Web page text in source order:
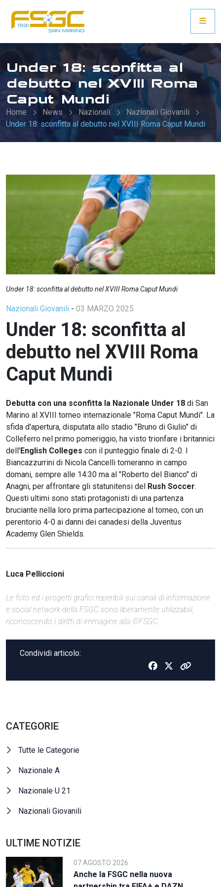
Under 18: sconfitta al
debutto nel XVIII Roma
Caput Mundi
Home News Nazionali
Nazionali Giovanili
Under 18: sconfitta al debutto nel XVIII Roma Caput Mundi
Under 18: sconfitta al debutto nel XVIII Roma Caput Mundi
Nazionali Giovanili - 03 MARZO 2025
Under 18: sconfitta al
debutto nel XVIII Roma
Caput Mundi
Debutta con una sconfitta la Nazionale Under 18 di San
Marino al XVIII torneo internazionale "Roma Caput Mundi". La
sfida d'apertura, disputata allo stadio "Bruno di Giulio" di
Colleferro nel primo pomeriggio, ha visto trionfare i britannici
dell'English Colleges con il punteggio finale di 2-0. I
Biancazzurrini di Nicola Cancelli torneranno in campo
domani, sempre alle 14:30 ma al "Roberto del Bianco" di
Anagni, per affrontare gli statunitensi del Rush Soccer.
Questi ultimi sono stati protagonisti di una partenza
bruciante nella loro prima partecipazione al torneo, con un
perentorio 4-0 ai danni dei canadesi della Juventus
Academy Glen Shields.
Luca Pelliccioni
Le foto ed i progetti grafici reperibili sui canali di informazione
e social network della FSGC sono liberamente utilizzabili,
riconoscendo i diritti di immagine alla ©FSGC
Condividi articolo:
CATEGORIE
Tutte le Categorie
Nazionale A
Nazionale U 21
Nazionali Giovanili
ULTIME NOTIZIE
07 AGOSTO 2026
Anche la FSGC nella nuova